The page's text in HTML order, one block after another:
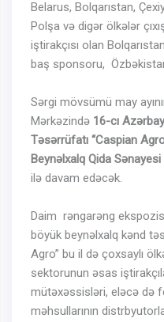
Belarus, Bolqarıstan,
Polşa və digər ölkələr
iştirakçısı olan
baş sponsoru,
Sərgi mövsümü may
Mərkəzində 16-cı
Təsərrüfatı “Caspian
Beynəlxalq Qida Sənayesi
ilə davam edəcək.
Daim rəngarəng
böyük beynəlxalq kənd
Agro” bu il də çoxsaylı
sektorunun əsas
mütəxəssisləri, eləcə də
məhsullarının